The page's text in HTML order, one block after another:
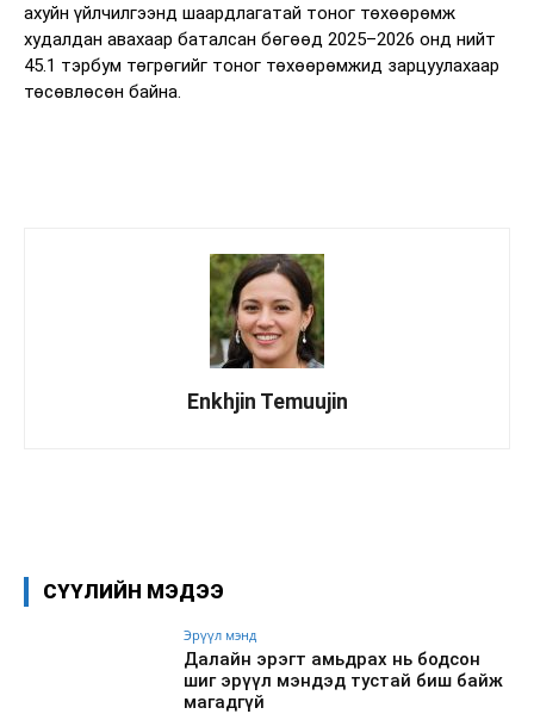
ахуйн үйлчилгээнд шаардлагатай тоног төхөөрөмж
худалдан авахаар баталсан бөгөөд 2025–2026 онд нийт
45.1 тэрбум төгрөгийг тоног төхөөрөмжид зарцуулахаар
төсөвлөсөн байна.
Enkhjin Temuujin
СҮҮЛИЙН МЭДЭЭ
Эрүүл мэнд
Далайн эрэгт амьдрах нь бодсон
шиг эрүүл мэндэд тустай биш байж
магадгүй